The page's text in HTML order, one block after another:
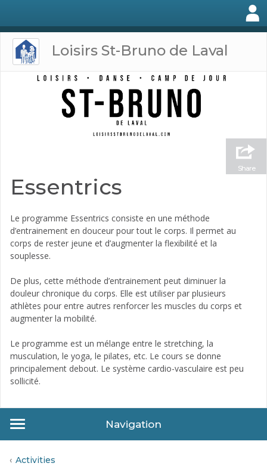
Loisirs St-Bruno de Laval
Share
Essentrics
Le programme Essentrics consiste en une méthode
d’entrainement en douceur pour tout le corps. Il permet au
corps de rester jeune et d’augmenter la flexibilité et la
souplesse.
De plus, cette méthode d’entrainement peut diminuer la
douleur chronique du corps. Elle est utiliser par plusieurs
athlètes pour entre autres renforcer les muscles du corps et
augmenter la mobilité.
Le programme est un mélange entre le stretching, la
musculation, le yoga, le pilates, etc. Le cours se donne
principalement debout. Le système cardio-vasculaire est peu
sollicité.
Navigation
Activities